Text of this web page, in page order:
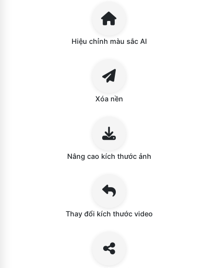
Hiệu chỉnh màu sắc AI
Xóa nền
Nâng cao kích thước ảnh
Thay đổi kích thước video